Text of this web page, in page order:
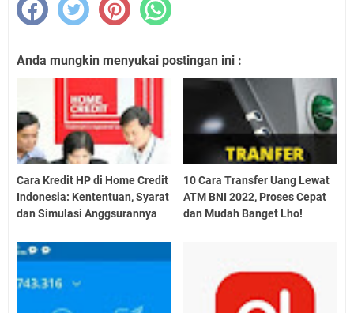
Anda mungkin menyukai postingan ini :
Cara Kredit HP di Home Credit
Indonesia: Kententuan, Syarat
dan Simulasi Anggsurannya
10 Cara Transfer Uang Lewat
ATM BNI 2022, Proses Cepat
dan Mudah Banget Lho!